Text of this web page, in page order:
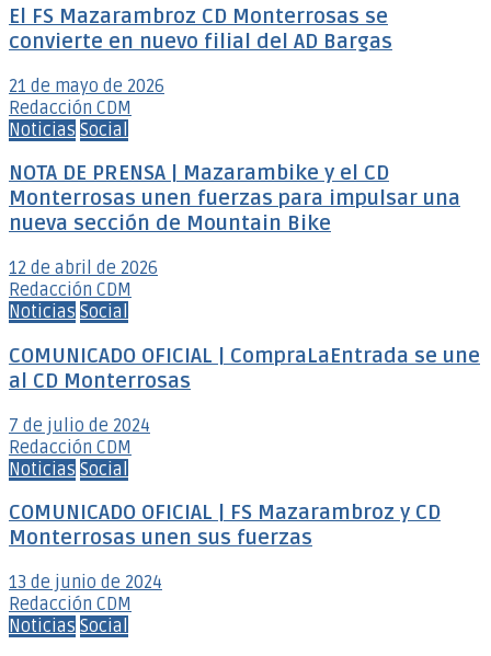
El FS Mazarambroz CD Monterrosas se
convierte en nuevo filial del AD Bargas
21 de mayo de 2026
Redacción CDM
Noticias Social
NOTA DE PRENSA | Mazarambike y el CD
Monterrosas unen fuerzas para impulsar una
nueva sección de Mountain Bike
12 de abril de 2026
Redacción CDM
Noticias Social
COMUNICADO OFICIAL | CompraLaEntrada se une
al CD Monterrosas
7 de julio de 2024
Redacción CDM
Noticias Social
COMUNICADO OFICIAL | FS Mazarambroz y CD
Monterrosas unen sus fuerzas
13 de junio de 2024
Redacción CDM
Noticias Social